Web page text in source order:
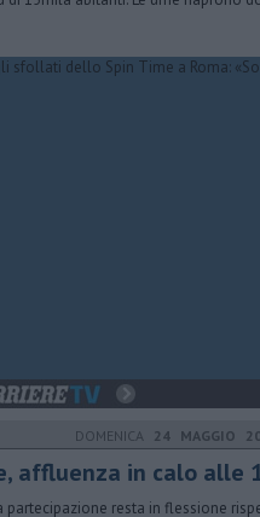
DOMENICA 24 MAGGIO
affluenza in calo alle
partecipazione resta in flessione